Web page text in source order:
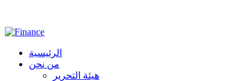
الرئيسية
من نحن
هيئة التحرير